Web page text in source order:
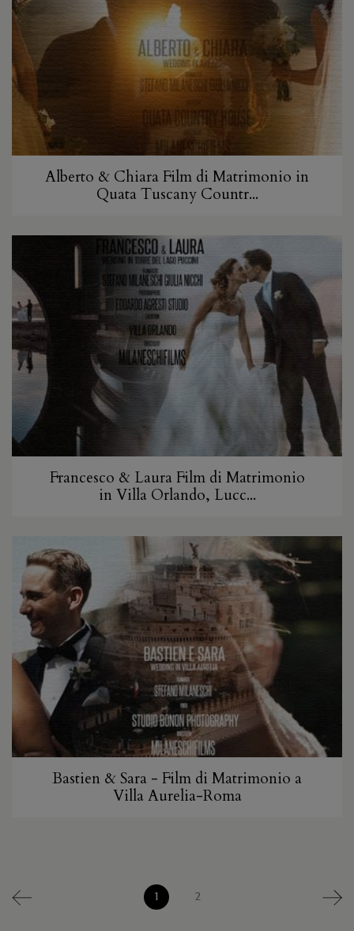
Alberto & Chiara Film di Matrimonio in
Quata Tuscany Countr...
Francesco & Laura Film di Matrimonio
in Villa Orlando, Lucc...
Bastien & Sara - Film di Matrimonio a
Villa Aurelia-Roma
1 2